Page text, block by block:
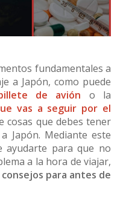
fundamentales a
a Japón, como puede
de avión o la
vas a seguir por el
cosas que debes tener
Japón. Mediante este
ayudarte para que no
a la hora de viajar,
consejos para antes de